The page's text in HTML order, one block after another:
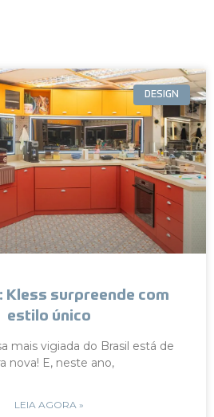
DESIGN
Kless surpreende com
estilo único
mais vigiada do Brasil está de
nova! E, neste ano,
LEIA AGORA »